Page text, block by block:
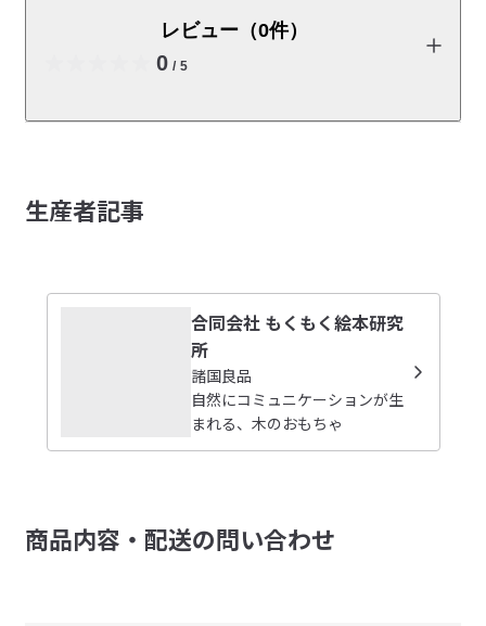
します。ストーリーは1296通り。「民話の里・遠野らし
いおもちゃは作れないか」と地元の母親ら4人がアイデ
もに、遠野の風土を未来に伝承しています。
※クレジットカードのみご使用いただけます。（代引き、その
他不可）
店舗受け取り不可・コンビニ受け取り不可
レビュー（0件）
0 / 5
レビューを投稿する
生産者記事
合同会社 もくもく絵本研究
所
諸国良品
自然にコミュニケーションが生
まれる、木のおもちゃ
商品内容・配送の問い合わせ